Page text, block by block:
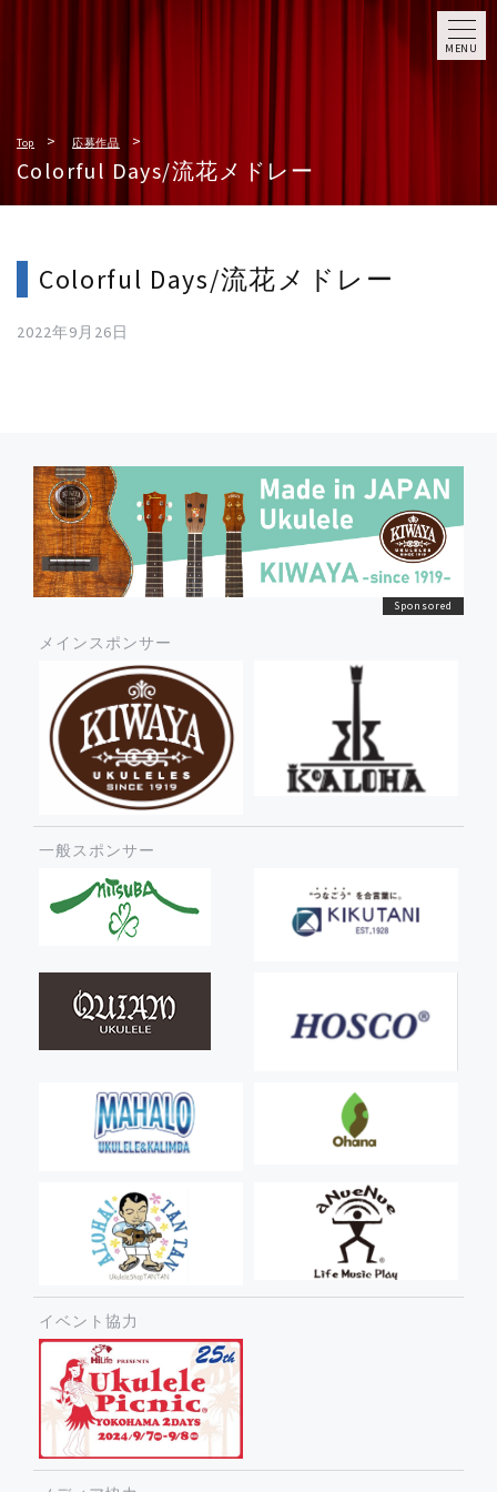
MENU
Top 応募作品
Colorful Days/流花メドレー
Colorful Days/流花メドレー
2022年9月26日
メインスポンサー
一般スポンサー
イベント協力